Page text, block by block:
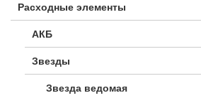
Расходные элементы
АКБ
Звезды
Звезда ведомая